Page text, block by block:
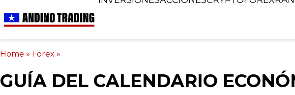
Home » Forex »
GUÍA DEL CALENDARIO